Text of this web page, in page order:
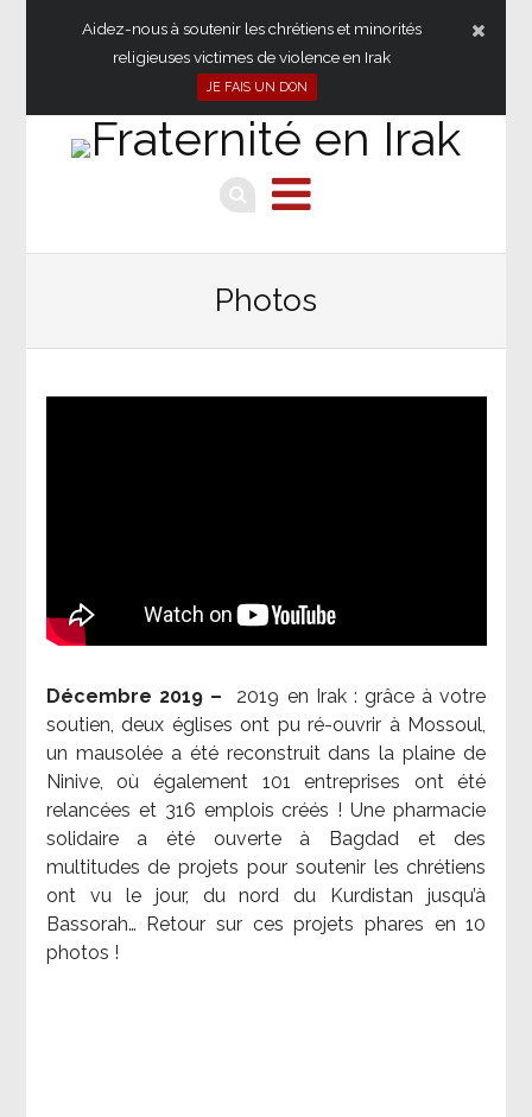
Aidez-nous à soutenir les chrétiens et minorités
religieuses victimes de violence en Irak
JE FAIS UN DON
Photos
Décembre 2019 – 2019 en Irak : grâce à votre
soutien, deux églises ont pu ré-ouvrir à Mossoul,
un mausolée a été reconstruit dans la plaine de
Ninive, où également 101 entreprises ont été
relancées et 316 emplois créés ! Une pharmacie
solidaire a été ouverte à Bagdad et des
multitudes de projets pour soutenir les chrétiens
ont vu le jour, du nord du Kurdistan jusqu’à
Bassorah… Retour sur ces projets phares en 10
photos !